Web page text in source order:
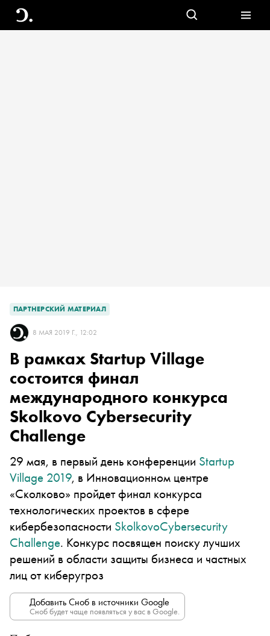
ПАРТНЕРСКИЙ МАТЕРИАЛ
8 МАЯ 2019 Г., 12:02
В рамках Startup Village
состоится финал
международного конкурса
Skolkovo Cybersecurity
Challenge
29 мая, в первый день конференции Startup
Village 2019, в Инновационном центре
«Сколково» пройдет финал конкурса
технологических проектов в сфере
кибербезопасности SkolkovoCybersecurity
Challenge. Конкурс посвящен поиску лучших
решений в области защиты бизнеса и частных
лиц от киберугроз
Добавить Сноб в источники Google
Сноб будет чаще появляться у вас в Google.